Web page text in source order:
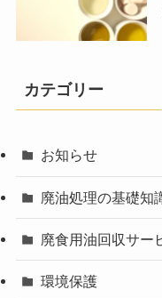
カテゴリー
お知らせ
廃油処理の基礎知
廃食用油回収サー
環境保護